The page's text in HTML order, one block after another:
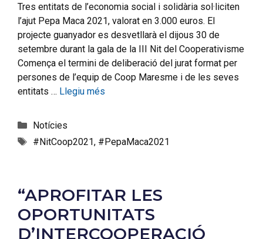
Tres entitats de l’economia social i solidària sol·liciten
l’ajut Pepa Maca 2021, valorat en 3.000 euros. El
projecte guanyador es desvetllarà el dijous 30 de
setembre durant la gala de la III Nit del Cooperativisme
Comença el termini de deliberació del jurat format per
persones de l’equip de Coop Maresme i de les seves
entitats … Llegiu més
Notícies
#NitCoop2021, #PepaMaca2021
“APROFITAR LES
OPORTUNITATS
D’INTERCOOPERACIÓ